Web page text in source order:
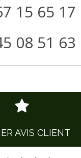
15 65 17
08 51 63
AVIS CLIENT